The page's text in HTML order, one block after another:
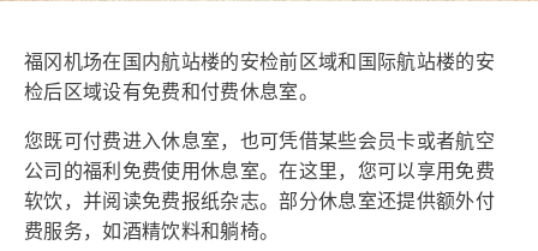
福冈机场在国内航站楼的安检前区域和国际航站楼的安
检后区域设有免费和付费休息室。
您既可付费进入休息室，也可凭借某些会员卡或者航空
公司的福利免费使用休息室。在这里，您可以享用免费
软饮，并阅读免费报纸杂志。部分休息室还提供额外付
费服务，如酒精饮料和躺椅。